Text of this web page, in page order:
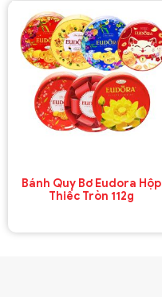
Bánh Quy Bơ Eudora Hộp
Thiếc Tròn 112g